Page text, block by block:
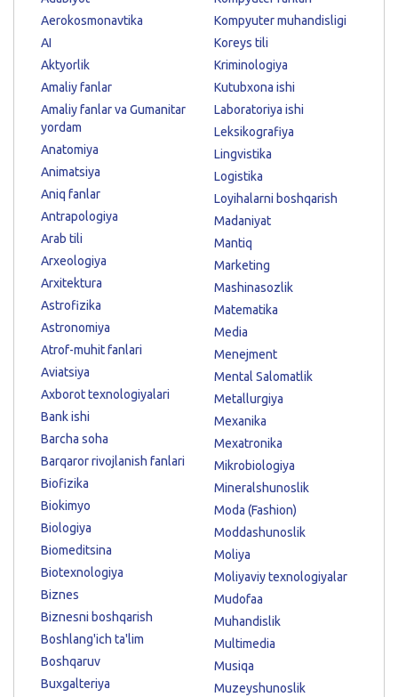
Aerokosmonavtika
AI
Aktyorlik
Amaliy fanlar
Amaliy fanlar va Gumanitar
yordam
Anatomiya
Animatsiya
Aniq fanlar
Antrapologiya
Arab tili
Arxeologiya
Arxitektura
Astrofizika
Astronomiya
Atrof-muhit fanlari
Aviatsiya
Axborot texnologiyalari
Bank ishi
Barcha soha
Barqaror rivojlanish fanlari
Biofizika
Biokimyo
Biologiya
Biomeditsina
Biotexnologiya
Biznes
Biznesni boshqarish
Boshlang'ich ta'lim
Boshqaruv
Buxgalteriya
Kompyuter muhandisligi
Koreys tili
Kriminologiya
Kutubxona ishi
Laboratoriya ishi
Leksikografiya
Lingvistika
Logistika
Loyihalarni boshqarish
Madaniyat
Mantiq
Marketing
Mashinasozlik
Matematika
Media
Menejment
Mental Salomatlik
Metallurgiya
Mexanika
Mexatronika
Mikrobiologiya
Mineralshunoslik
Moda (Fashion)
Moddashunoslik
Moliya
Moliyaviy texnologiyalar
Mudofaa
Muhandislik
Multimedia
Musiqa
Muzeyshunoslik